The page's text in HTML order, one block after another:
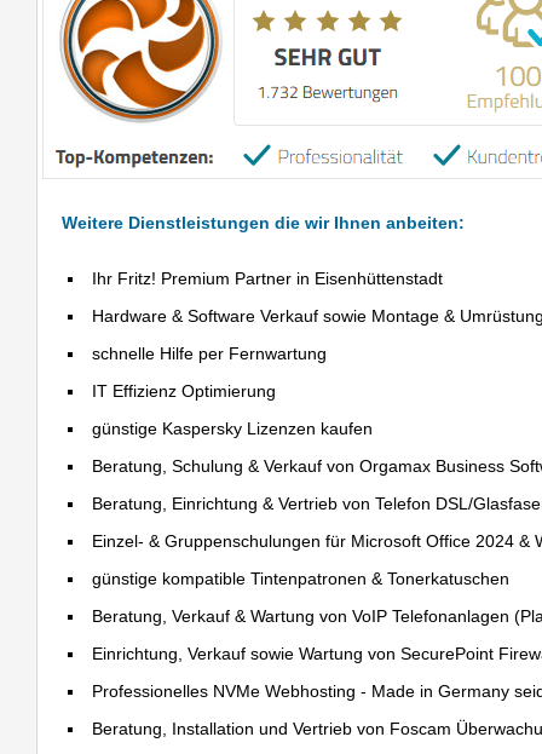
Weitere Dienstleistungen die wir Ihnen anbeiten:
Ihr Fritz! Premium Partner in Eisenhüttenstadt
Hardware & Software Verkauf sowie Montage &
schnelle Hilfe per Fernwartung
IT Effizienz Optimierung
günstige Kaspersky Lizenzen kaufen
Beratung, Schulung & Verkauf von Orgamax Business
Beratung, Einrichtung & Vertrieb von Telefon DSL/
Einzel- & Gruppenschulungen für Microsoft Office 2024 &
günstige kompatible Tintenpatronen & Tonerkatuschen
Beratung, Verkauf & Wartung von VoIP Telefonanlagen
Einrichtung, Verkauf sowie Wartung von SecurePoint
Professionelles NVMe Webhosting - Made in Germany
Beratung, Installation und Vertrieb von Foscam